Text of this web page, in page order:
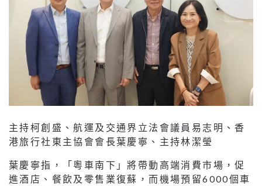
主持柯創盛、航運及交通界立法會議員易志明、香
港旅行社東主協會會長葉慶寧、主持林潔瑩
葉慶寧指，「粵車南下」將帶動高端消費市場，促
進酒店、餐飲及零售業復蘇，而機場預留6000個車